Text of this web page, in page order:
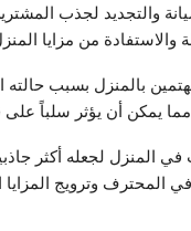
والتجديد لجذب
من مزايا
بالمنزل بسبب حالته
يمكن أن يؤثر سلباً على
المنزل لجعله أكثر
المحترف وترويج